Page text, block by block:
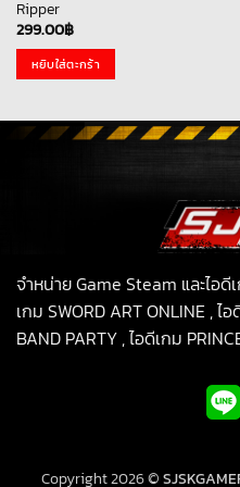
Ripper
299.00฿
หยิบใส่ตะกร้า
จำหน่าย Game Steam และไอดี
เกม SWORD ART ONLINE , ไ
BAND PARTY , ไอดีเกม
Copyright 2026 ©